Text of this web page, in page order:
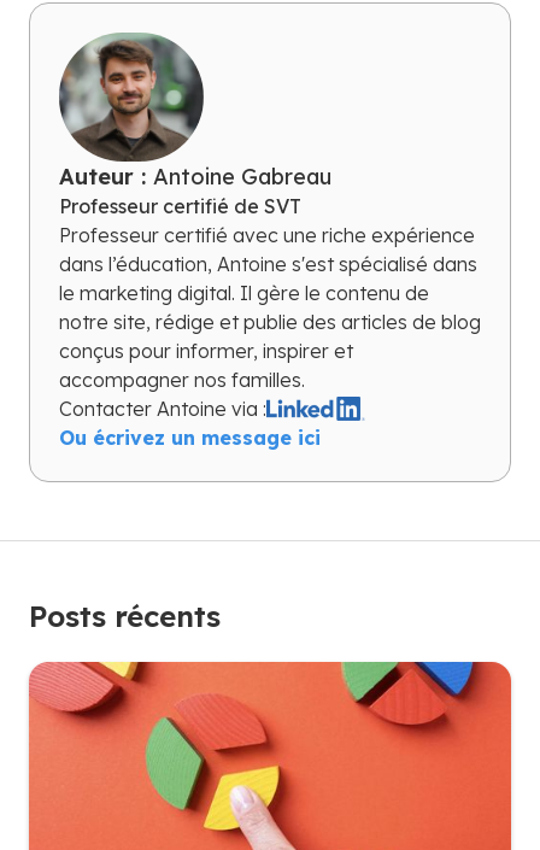
Auteur : Antoine Gabreau
Professeur certifié de SVT
Professeur certifié avec une riche expérience
dans l’éducation, Antoine s'est spécialisé dans
le marketing digital. Il gère le contenu de
notre site, rédige et publie des articles de blog
conçus pour informer, inspirer et
accompagner nos familles.
Contacter Antoine via :
Ou écrivez un message ici
Posts récents